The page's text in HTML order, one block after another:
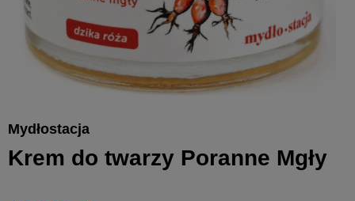
Mydłostacja
Krem do twarzy Poranne Mgły